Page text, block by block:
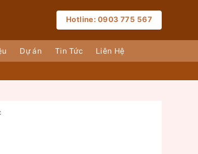
Hotline: 0903 775 567
Dự án Tin Tức Liên Hệ